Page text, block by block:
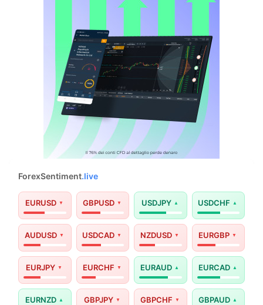
ForexSentiment.live
EURUSD GBPUSD USDJPY USDCHF
AUDUSD USDCAD NZDUSD EURGBP
EURJPY EURCHF EURAUD EURCAD
EURNZD GBPJPY GBPCHF GBPAUD